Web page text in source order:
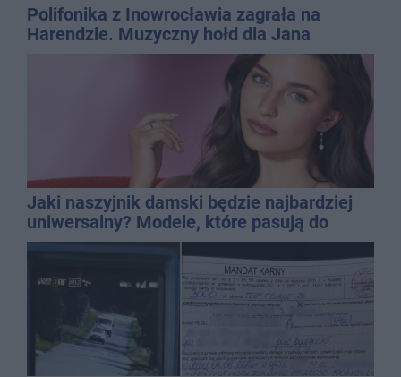
Polifonika z Inowrocławia zagrała na
Harendzie. Muzyczny hołd dla Jana
Kasprowicza
Jaki naszyjnik damski będzie najbardziej
uniwersalny? Modele, które pasują do
wielu stylizacji